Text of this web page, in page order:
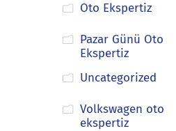
Oto Ekspertiz
Pazar Günü Oto
Ekspertiz
Uncategorized
Volkswagen oto
ekspertiz